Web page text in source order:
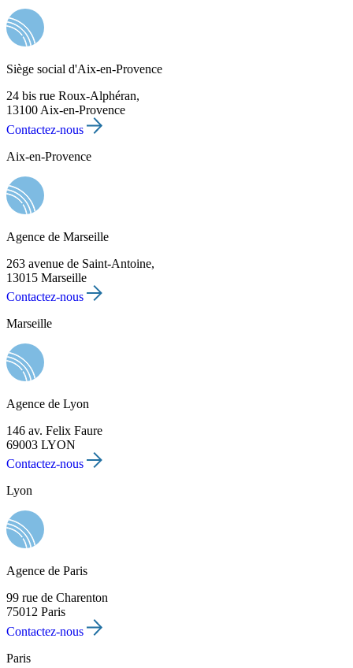
Siège social d'Aix-en-Provence
24 bis rue Roux-Alphéran,
13100 Aix-en-Provence
Contactez-nous
Aix-en-Provence
Agence de Marseille
263 avenue de Saint-Antoine,
13015 Marseille
Contactez-nous
Marseille
Agence de Lyon
146 av. Felix Faure
69003 LYON
Contactez-nous
Lyon
Agence de Paris
99 rue de Charenton
75012 Paris
Contactez-nous
Paris